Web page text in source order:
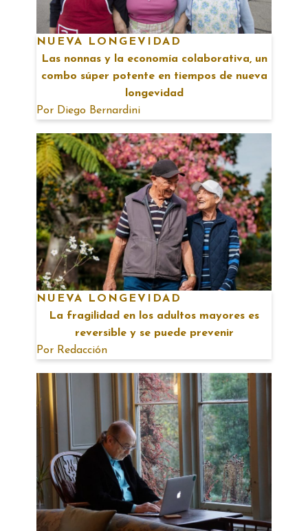
NUEVA LONGEVIDAD
Las nonnas y la economía colaborativa, un
combo súper potente en tiempos de nueva
longevidad
Por Diego Bernardini
NUEVA LONGEVIDAD
La fragilidad en los adultos mayores es
reversible y se puede prevenir
Por Redacción